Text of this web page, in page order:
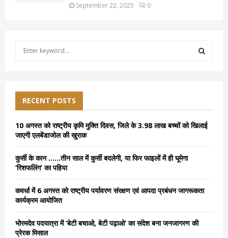
September 22, 2025 0
f
o
r
RECENT POSTS
10 अगस्त को राष्ट्रीय कृमि मुक्ति दिवस, जिले के 3.98 लाख बच्चों को खिलाई
जाएगी एलबेंडाजोल की खुराक
कुर्सी के कान ……तीन साल में कुर्सी बदलेगी, या फिर फाइलों में ही घूमेगा
‘रिशफलिंग’ का पहिया
कवर्धा में 6 अगस्त को राष्ट्रीय पर्यावरण संरक्षण एवं आपदा प्रबंधन जागरूकता
कार्यक्रम आयोजित
भोरमदेव पदयात्रा में ‘बेटी बचाओ, बेटी पढ़ाओ’ का संदेश बना जनजागरण की
प्रेरक मिसाल